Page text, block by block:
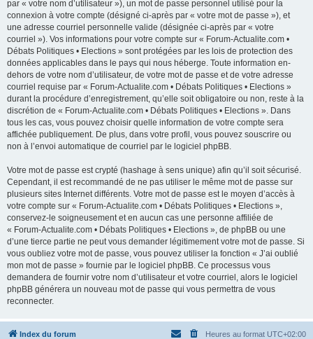
par « votre nom d’utilisateur »), un mot de passe personnel utilisé pour la
connexion à votre compte (désigné ci-après par « votre mot de passe »), et
une adresse courriel personnelle valide (désignée ci-après par « votre
courriel »). Vos informations pour votre compte sur « Forum-Actualite.com •
Débats Politiques • Elections » sont protégées par les lois de protection des
données applicables dans le pays qui nous héberge. Toute information en-
dehors de votre nom d’utilisateur, de votre mot de passe et de votre adresse
courriel requise par « Forum-Actualite.com • Débats Politiques • Elections »
durant la procédure d’enregistrement, qu’elle soit obligatoire ou non, reste à la
discrétion de « Forum-Actualite.com • Débats Politiques • Elections ». Dans
tous les cas, vous pouvez choisir quelle information de votre compte sera
affichée publiquement. De plus, dans votre profil, vous pouvez souscrire ou
non à l’envoi automatique de courriel par le logiciel phpBB.
Votre mot de passe est crypté (hashage à sens unique) afin qu’il soit sécurisé.
Cependant, il est recommandé de ne pas utiliser le même mot de passe sur
plusieurs sites Internet différents. Votre mot de passe est le moyen d’accès à
votre compte sur « Forum-Actualite.com • Débats Politiques • Elections »,
conservez-le soigneusement et en aucun cas une personne affiliée de
« Forum-Actualite.com • Débats Politiques • Elections », de phpBB ou une
d’une tierce partie ne peut vous demander légitimement votre mot de passe. Si
vous oubliez votre mot de passe, vous pouvez utiliser la fonction « J’ai oublié
mon mot de passe » fournie par le logiciel phpBB. Ce processus vous
demandera de fournir votre nom d’utilisateur et votre courriel, alors le logiciel
phpBB générera un nouveau mot de passe qui vous permettra de vous
reconnecter.
Index du forum Heures au format UTC+02:00